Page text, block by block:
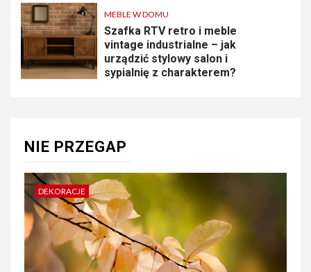
MEBLE W DOMU
Szafka RTV retro i meble
vintage industrialne – jak
urządzić stylowy salon i
sypialnię z charakterem?
NIE PRZEGAP
DEKORACJE